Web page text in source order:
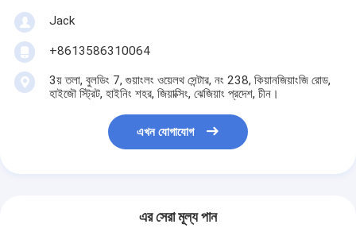
Jack
+8613586310064
3য় তলা, বুলডিং 7, গুয়াংলং ওয়েলথ সেন্টার, নং 238, কিয়ানজিয়াংজি রোড,
হাইজৌ স্ট্রিট, হাইনিং শহর, জিয়াক্সিং, ঝেজিয়াং প্রদেশ, চীন।
এখন যোগাযোগ
এর সেরা মূল্য পান